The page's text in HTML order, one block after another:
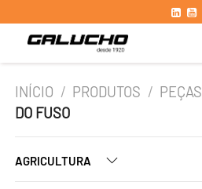
INÍCIO / PRODUTOS / PEÇAS
DO FUSO
AGRICULTURA